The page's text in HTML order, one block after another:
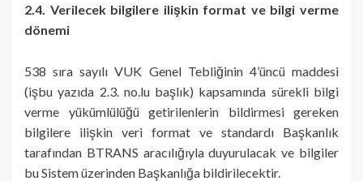
2.4. Verilecek bilgilere ilişkin format ve bilgi verme
dönemi
538 sıra sayılı VUK Genel Tebliğinin 4’üncü maddesi
(işbu yazıda 2.3. no.lu başlık) kapsamında sürekli bilgi
verme yükümlülüğü getirilenlerin bildirmesi gereken
bilgilere ilişkin veri format ve standardı Başkanlık
tarafından BTRANS aracılığıyla duyurulacak ve bilgiler
bu Sistem üzerinden Başkanlığa bildirilecektir.